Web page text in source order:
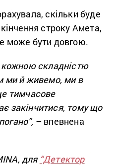
скільки буде
строку Амета,
може бути довгою.
кожною складністю
ми й живемо, ми в
тимчасове
закінчитися, тому що
– впевнена
для “Детектор